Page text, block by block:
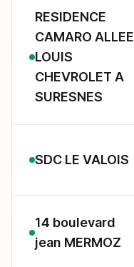
RESIDENCE
CAMARO ALLEE
LOUIS
CHEVROLET A
SURESNES
SDC LE VALOIS
14 boulevard
jean MERMOZ